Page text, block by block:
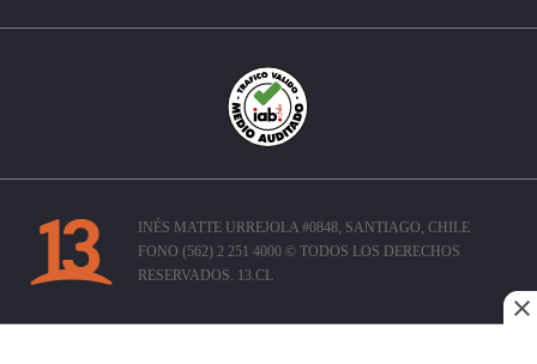
INÉS MATTE URREJOLA #0848, SANTIAGO, CHILE
FONO (562) 2 251 4000 © TODOS LOS DERECHOS
RESERVADOS. 13.CL